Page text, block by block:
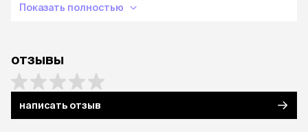
Показать полностью
отзывы
написать отзыв